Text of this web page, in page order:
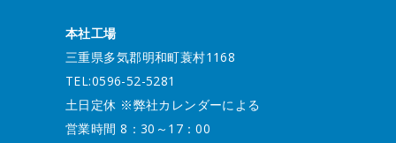
本社工場
三重県多気郡明和町蓑村1168
TEL:0596-52-5281
土日定休 ※弊社カレンダーによる
営業時間 8：30～17：00